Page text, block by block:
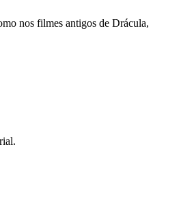
nos filmes antigos de Drácula,